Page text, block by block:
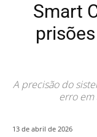
Smart
A precisão do
erro em
13 de abril de 2026